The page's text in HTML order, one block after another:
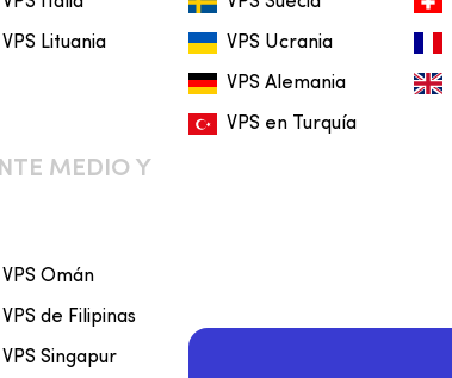
VPS Lituania VPS Ucrania
VPS Alemania
VPS en Turquía
MEDIO Y
VPS Omán
VPS de Filipinas
VPS Singapur